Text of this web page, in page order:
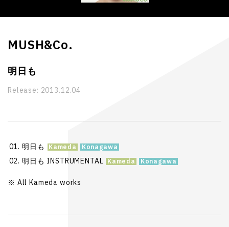
MUSH&Co.
明日も
Release: 2013.12.04
明日も
明日も INSTRUMENTAL
※ All Kameda works